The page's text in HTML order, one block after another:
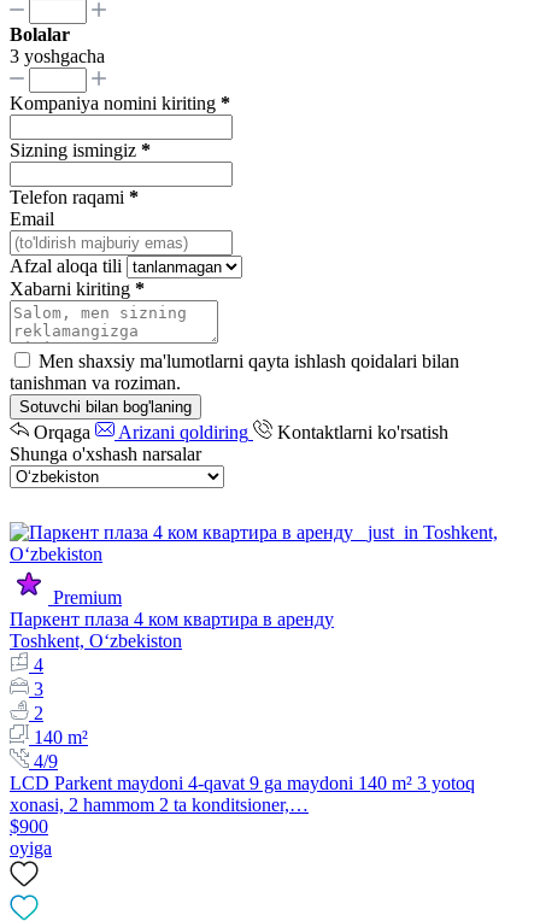
Bolalar
3 yoshgacha
Kompaniya nomini kiriting *
Sizning ismingiz *
Telefon raqami *
Email
Afzal aloqa tili
Xabarni kiriting *
Men shaxsiy ma'lumotlarni qayta ishlash qoidalari bilan
tanishman va roziman.
Sotuvchi bilan bog'laning
Orqaga Arizani qoldiring
Kontaktlarni ko'rsatish
Shunga o'xshash narsalar
Premium
Паркент плаза 4 ком квартира в аренду
Toshkent, Oʻzbekiston
4
3
2
140 m²
4/9
LCD Parkent maydoni 4-qavat 9 ga maydoni 140 m² 3 yotoq
xonasi, 2 hammom 2 ta konditsioner,…
$900
oyiga